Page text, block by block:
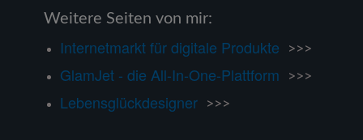
Weitere Seiten von mir:
Internetmarkt für digitale Produkte >>>
GlamJet - die All-In-One-Plattform >>>
Lebensglückdesigner>>>